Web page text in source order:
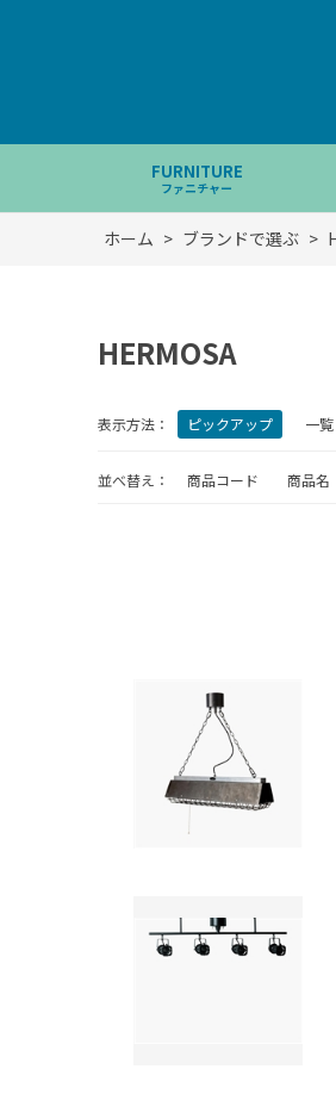
FURNITURE
ファニチャー
ホーム > ブランドで選ぶ >
HERMOSA
表示方法： ピックアップ 一覧
並べ替え： 商品コード 商品名